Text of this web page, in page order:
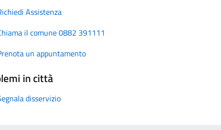
Assistenza
il comune 0882 391111
un appuntamento
in città
disservizio